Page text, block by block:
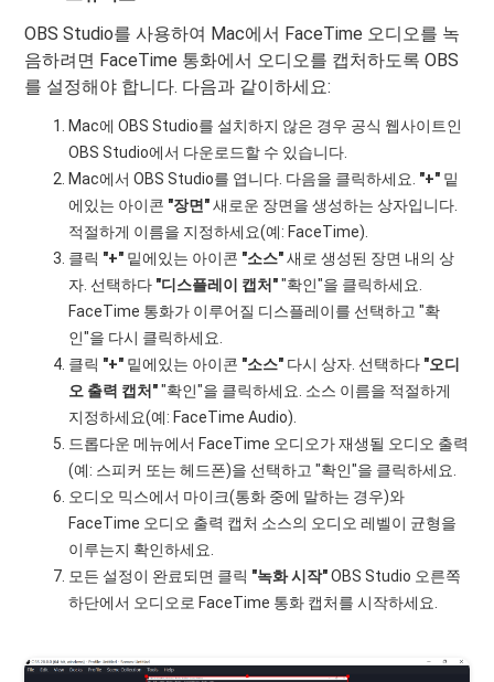
OBS Studio를 사용하여 Mac에서 FaceTime 오디오를 녹
음하려면 FaceTime 통화에서 오디오를 캡처하도록 OBS
를 설정해야 합니다. 다음과 같이하세요:
Mac에 OBS Studio를 설치하지 않은 경우 공식 웹사이트인
OBS Studio에서 다운로드할 수 있습니다.
Mac에서 OBS Studio를 엽니다. 다음을 클릭하세요. "+" 밑
에있는 아이콘 "장면"새로운 장면을 생성하는 상자입니다.
적절하게 이름을 지정하세요(예: FaceTime).
클릭 "+" 밑에있는 아이콘 "소스"새로 생성된 장면 내의 상
자. 선택하다 "디스플레이 캡처""확인"을 클릭하세요.
FaceTime 통화가 이루어질 디스플레이를 선택하고 "확
인"을 다시 클릭하세요.
클릭 "+" 밑에있는 아이콘 "소스" 다시 상자. 선택하다 "오디
오 출력 캡처""확인"을 클릭하세요. 소스 이름을 적절하게
지정하세요(예: FaceTime Audio).
드롭다운 메뉴에서 FaceTime 오디오가 재생될 오디오 출력
(예: 스피커 또는 헤드폰)을 선택하고 "확인"을 클릭하세요.
오디오 믹스에서 마이크(통화 중에 말하는 경우)와
FaceTime 오디오 출력 캡처 소스의 오디오 레벨이 균형을
이루는지 확인하세요.
모든 설정이 완료되면 클릭 "녹화 시작"OBS Studio 오른쪽
하단에서 오디오로 FaceTime 통화 캡처를 시작하세요.